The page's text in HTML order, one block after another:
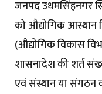
जनपद उधमसिंहनगर
को औद्योगिक
(औद्योगिक विकास
शासनादेश की शर्त
एवं संस्थान या संगठन